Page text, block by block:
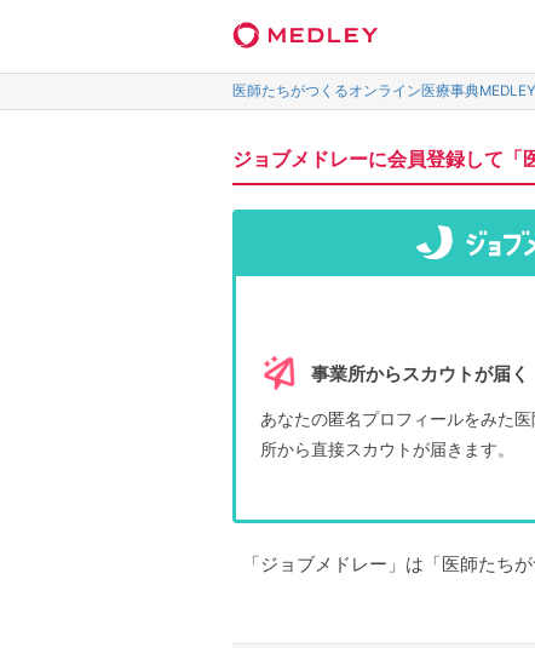
医師たちがつくるオンライン医療事典
ジョブメドレーに会員登録して「
事業所からスカウトが届く
あなたの匿名プロフィールをみた
所から直接スカウトが届きます。
「ジョブメドレー」は「医師たち